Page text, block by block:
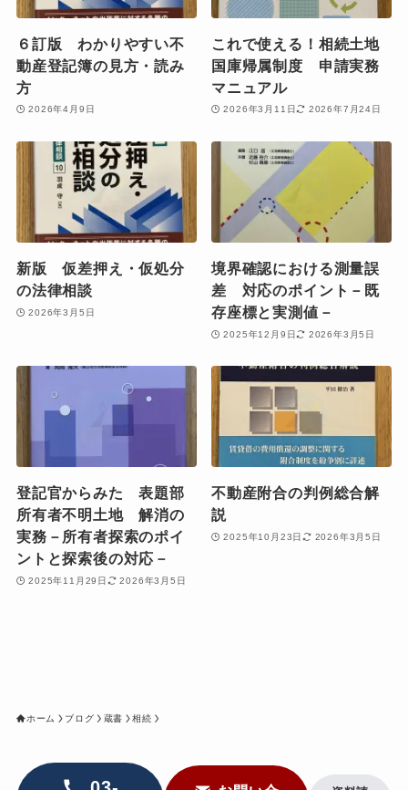
６訂版 わかりやすい不
動産登記簿の見方・読み
方
2026年4月9日
これで使える！相続土地
国庫帰属制度 申請実務
マニュアル
2026年3月11日 2026年7月24日
新版 仮差押え・仮処分
の法律相談
2026年3月5日
境界確認における測量誤
差 対応のポイント－既
存座標と実測値－
2025年12月9日 2026年3月5日
登記官からみた 表題部
所有者不明土地 解消の
実務－所有者探索のポイ
ントと探索後の対応－
2025年11月29日 2026年3月5日
不動産附合の判例総合解
説
2025年10月23日 2026年3月5日
ホーム ブログ 蔵書 相続